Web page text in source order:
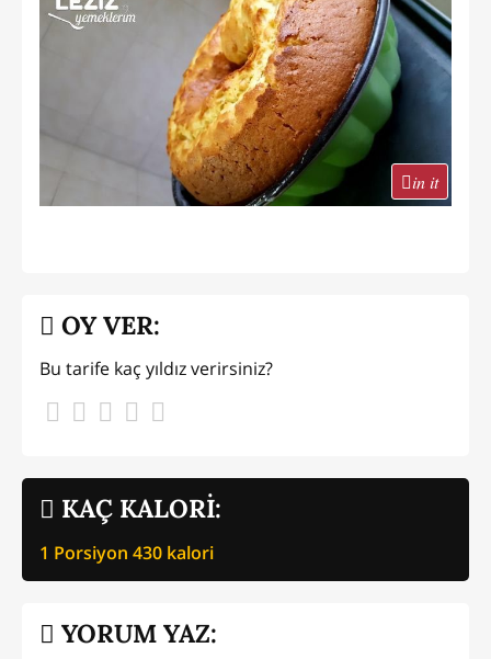
in it
KAÇ KALORİ:
1 Porsiyon 430 kalori
OY VER:
Bu tarife kaç yıldız verirsiniz?
YORUM YAZ: